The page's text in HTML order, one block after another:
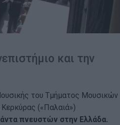
και την
του Τμήματος Μουσικών
Κερκύρας («Παλαιά»)
πνευστών στην Ελλάδα.